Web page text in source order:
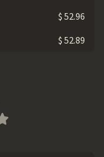
$ 52.96
$ 52.89